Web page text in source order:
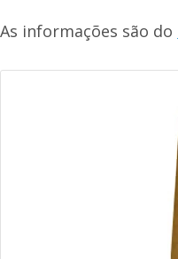
As informações são do